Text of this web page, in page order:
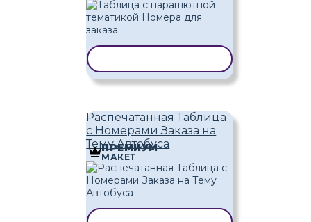
Распечатанная Таблица
с Номерами Заказа на
Тему Автобуса
ПРЕМИУМ
МАКЕТ